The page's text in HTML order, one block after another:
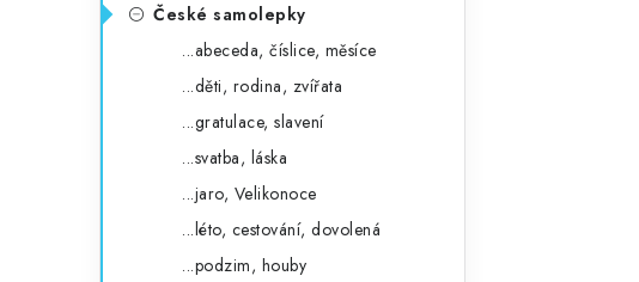
r
o
České samolepky
...abeceda, číslice, měsíce
...děti, rodina, zvířata
...gratulace, slavení
...svatba, láska
...jaro, Velikonoce
...léto, cestování, dovolená
...podzim, houby